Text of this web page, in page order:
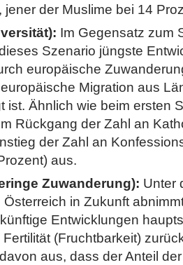
jener der Muslime bei 14
Im Gegensatz zum
Szenario jüngste
europäische
europäische Migration aus
ist. Ähnlich wie beim ersten
Rückgang der Zahl an
der Zahl an
aus.
Zuwanderung): Unter
Österreich in Zukunft
Entwicklungen
(Fruchtbarkeit)
aus, dass der Anteil